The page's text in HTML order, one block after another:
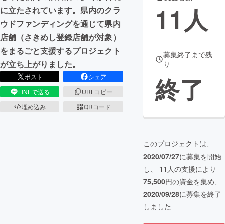
CAMPFIREふるさと納税machi-ya コミュニティ
に立たされています。県内のクラ
ウドファンディングを通じて県内
店舗（さきめし登録店舗が対象）
をまるごと支援するプロジェクト
が立ち上がりました。
ポスト
シェア
LINEで送る
URLコピー
埋め込み
QRコード
11 人
募集終了まで残
り
終了
このプロジェクトは、
2020/07/27に募集を開始
し、 11 人の支援により
75,500円の資金を集め、
2020/09/28に募集を終了
しました